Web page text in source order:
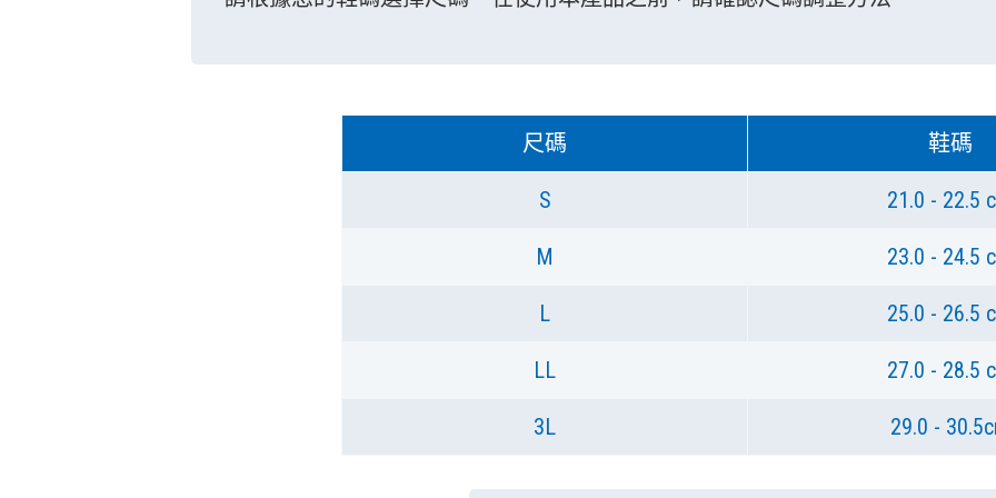
尺碼 鞋碼
S 21.0 - 22.5
M 23.0 - 24.5
L 25.0 - 26.5
LL 27.0 - 28.5
3L 29.0 -